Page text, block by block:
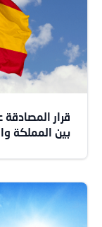
قرار المصادقة
بين المملكة